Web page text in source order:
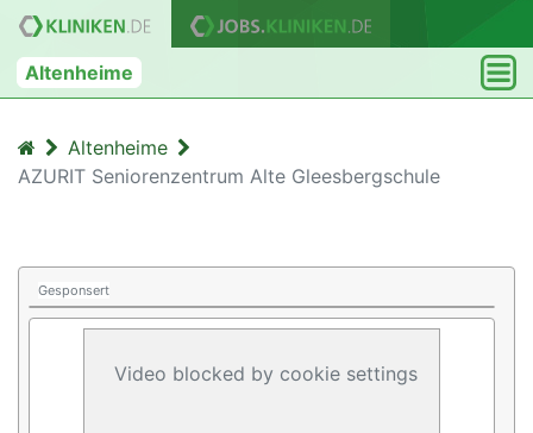
Altenheime
Altenheime
AZURIT Seniorenzentrum Alte Gleesbergschule
Gesponsert
Video blocked by cookie settings